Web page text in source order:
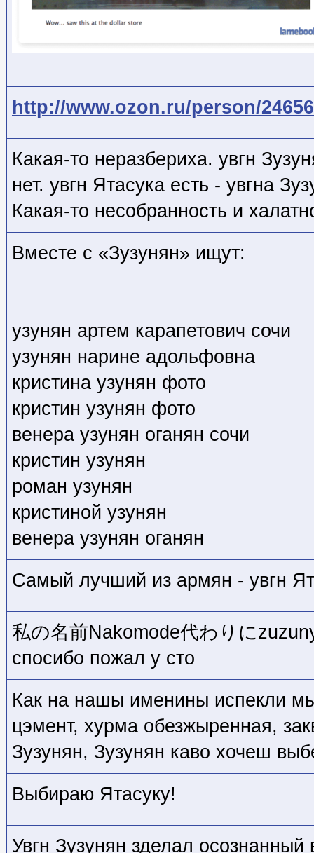
http://www.ozon.ru/person/
Какая-то неразбериха. увгн
нет. увгн Ятасука есть - увгна
Какая-то несобранность и
Вместе с «Зузунян» ищут:
узунян артем карапетович сочи
узунян нарине адольфовна
кристина узунян фото
кристин узунян фото
венера узунян оганян сочи
кристин узунян
роман узунян
кристиной узунян
венера узунян оганян
Самый лучший из армян - увгн
私の名前Nakomode代わりに
спосибо пожал у сто
Как на нашы именины испекли
цэмент, хурма обезжыренная,
Зузунян, Зузунян каво хочеш
Выбираю Ятасуку!
Увгн Зузунян зделал